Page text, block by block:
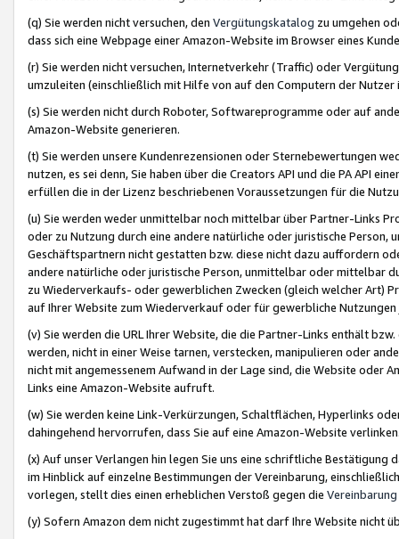
(q) Sie werden nicht versuchen, den Vergütungskatalog zu umgehen
dass sich eine Webpage einer Amazon-Website im Browser eines
(r) Sie werden nicht versuchen, Internetverkehr (Traffic) oder
umzuleiten (einschließlich mit Hilfe von auf den Computern der
(s) Sie werden nicht durch Roboter, Softwareprogramme oder auf
Amazon-Website generieren.
(t) Sie werden unsere Kundenrezensionen oder Sternebewertungen
nutzen, es sei denn, Sie haben über die Creators API und die PA API
erfüllen die in der Lizenz beschriebenen Voraussetzungen für die
(u) Sie werden weder unmittelbar noch mittelbar über Partner-Links
oder zu Nutzung durch eine andere natürliche oder juristische
Geschäftspartnern nicht gestatten bzw. diese nicht dazu auffordern
andere natürliche oder juristische Person, unmittelbar oder mittelbar
zu Wiederverkaufs- oder gewerblichen Zwecken (gleich welcher Art)
auf Ihrer Website zum Wiederverkauf oder für gewerbliche
(v) Sie werden die URL Ihrer Website, die die Partner-Links enthält
werden, nicht in einer Weise tarnen, verstecken, manipulieren oder
nicht mit angemessenem Aufwand in der Lage sind, die Website oder
Links eine Amazon-Website aufruft.
(w) Sie werden keine Link-Verkürzungen, Schaltflächen, Hyperlinks
dahingehend hervorrufen, dass Sie auf eine Amazon-Website
(x) Auf unser Verlangen hin legen Sie uns eine schriftliche
im Hinblick auf einzelne Bestimmungen der Vereinbarung,
vorlegen, stellt dies einen erheblichen Verstoß gegen die Vereinbarung
(y) Sofern Amazon dem nicht zugestimmt hat darf Ihre Website nicht